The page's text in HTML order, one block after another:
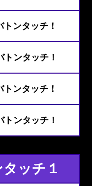
ンタッチ！
ンタッチ！
ンタッチ！
ンタッチ！
ッチ１